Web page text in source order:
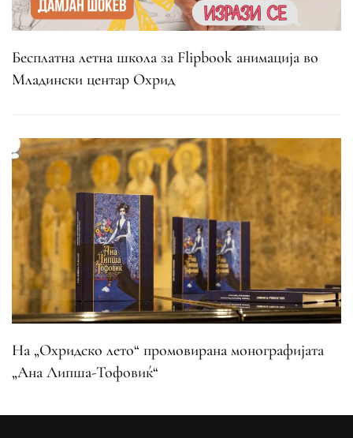
Бесплатна летна школа за Flipbook анимација во
Младински центар Охрид
На „Охридско лето“ промовирана монографијата
„Ана Липша-Тофовиќ“